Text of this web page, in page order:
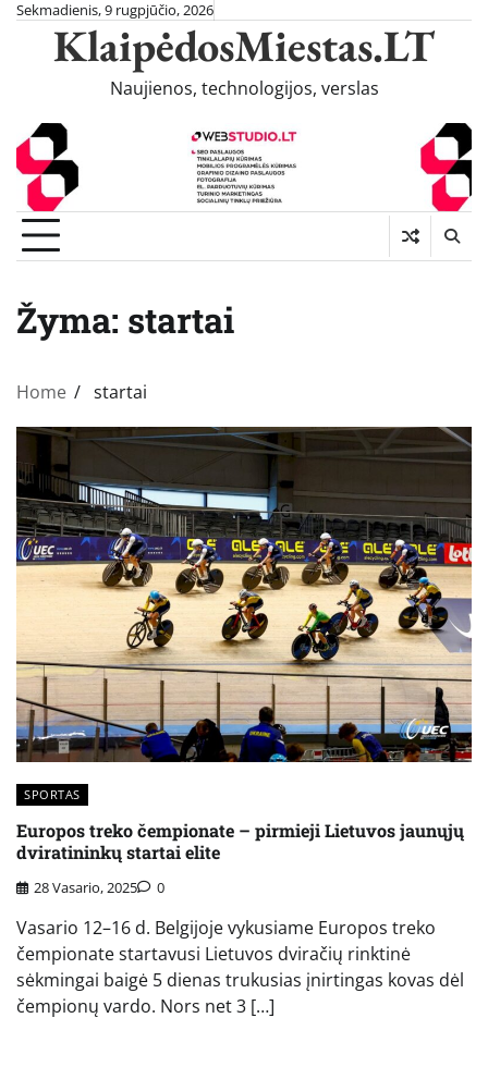
Skip
content
Sekmadienis, 9 rugpjūčio, 2026
KlaipėdosMiestas.LT
Naujienos, technologijos, verslas
Žyma: startai
Home startai
SPORTAS
Europos treko čempionate – pirmieji Lietuvos jaunųjų
dviratininkų startai elite
28 Vasario, 2025 0
Vasario 12–16 d. Belgijoje vykusiame Europos treko
čempionate startavusi Lietuvos dviračių rinktinė
sėkmingai baigė 5 dienas trukusias įnirtingas kovas dėl
čempionų vardo. Nors net 3 […]